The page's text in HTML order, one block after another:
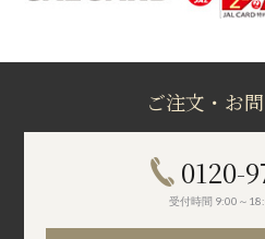
ご注文・お
0120-
受付時間 9:00～